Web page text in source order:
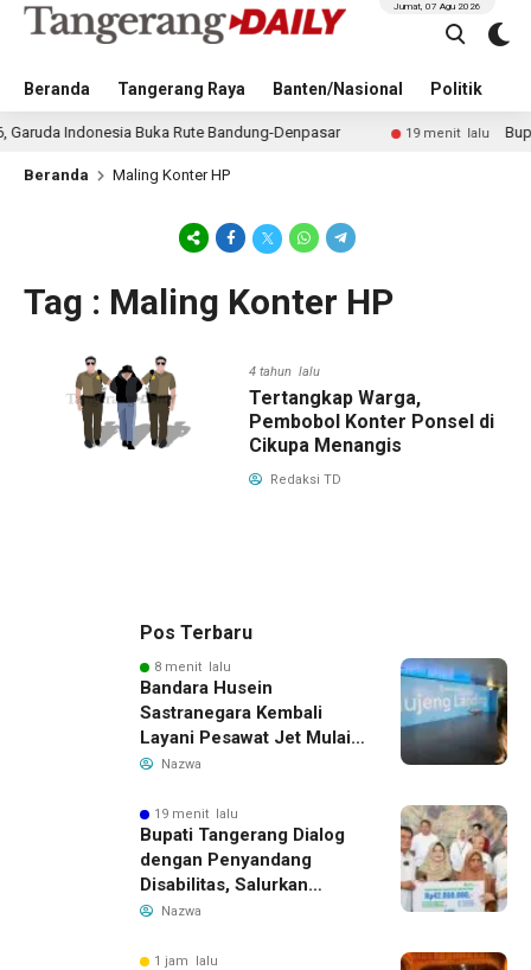
Beranda Tangerang Raya Banten/Nasional Politik
Jumat, 07 Agu 2026
Indonesia Buka Rute Bandung-Denpasar 19 menit lalu Bupati
Beranda Maling Konter HP
Tag : Maling Konter HP
4 tahun lalu
Tertangkap Warga,
Pembobol Konter Ponsel di
Cikupa Menangis
Redaksi TD
Pos Terbaru
8 menit lalu
Bandara Husein
Sastranegara Kembali
Layani Pesawat Jet Mulai
14 Agustus 2026, Garuda
Bandung-Denpasar
Nazwa
19 menit lalu
Bupati Tangerang Dialog
dengan Penyandang
Disabilitas, Salurkan
Bantuan dan Tampung
Nazwa
1 jam lalu